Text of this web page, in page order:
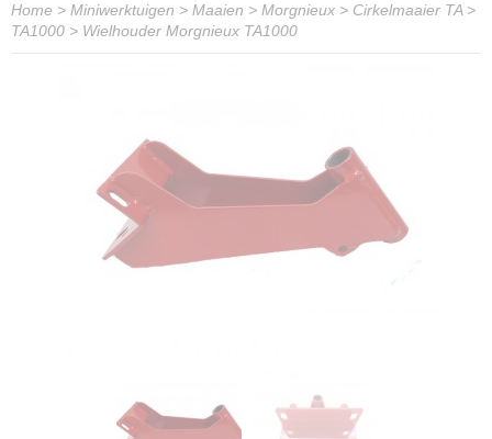
Home > Miniwerktuigen > Maaien > Morgnieux > Cirkelmaaier TA>
TA1000 > Wielhouder Morgnieux TA1000